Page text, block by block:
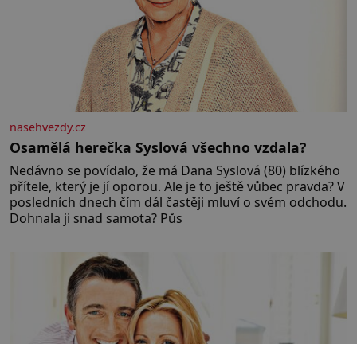
nasehvezdy.cz
Osamělá herečka Syslová všechno vzdala?
Nedávno se povídalo, že má Dana Syslová (80) blízkého
přítele, který je jí oporou. Ale je to ještě vůbec pravda? V
posledních dnech čím dál častěji mluví o svém odchodu.
Dohnala ji snad samota? Půs